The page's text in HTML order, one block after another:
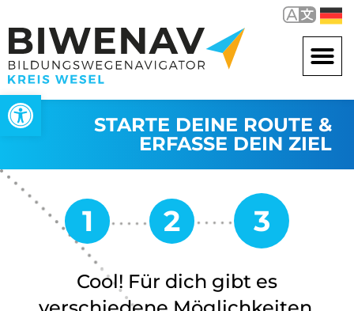
Werkzeugleiste öffnen
STARTE DEINE ROUTE &
ERFASSE DEIN ZIEL
Cool! Für dich gibt es